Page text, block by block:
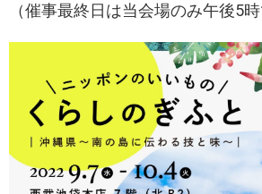
（催事最終日は当会場のみ午後5